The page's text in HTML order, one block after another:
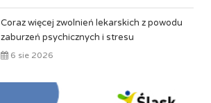
Coraz więcej zwolnień lekarskich z powodu
zaburzeń psychicznych i stresu
6 sie 2026